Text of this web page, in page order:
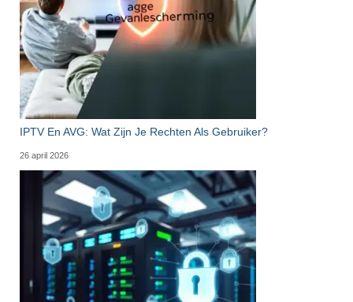
IPTV En AVG: Wat Zijn Je Rechten Als Gebruiker?
26 april 2026